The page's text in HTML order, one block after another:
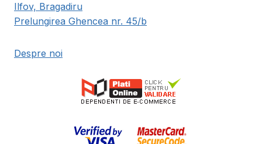
Ilfov, Bragadiru
Prelungirea Ghencea nr. 45/b
Despre noi